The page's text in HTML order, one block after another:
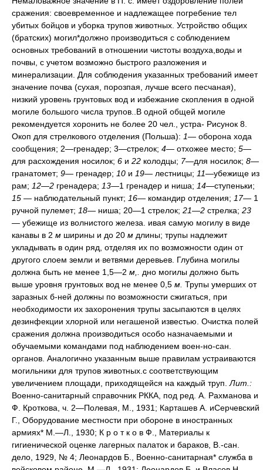
сражения: своевременное и надлежащее погребение тел
убитых бойцов и уборка трупов животных. Устройство общих
(братских) могил*должно производиться с соблюдением
основных требований в отношении чистоты воздуха,воды и
почвы, с учетом возможно быстрого разложения и
минерализации. Для соблюдения указанных требований имеет
значение почва (сухая, порозпая, лучше всего песчаная),
низкий уровень грунтовых вод и избежание скопления в одной
могиле большого числа трупов..В одной общей могиле
рекомендуется хоронить не более 20 чел., устра- Рисунок 8.
Окоп для стрелкового отделения (Польша): 1— оборона хода
сообщения; 2—гренадер; 3—стрелок; 4— отхожее место; 5—
для расхождения носилок; 6 и 22 колодцы; 7—для носилок; 8—
гранатомет; 9— гренадер; 10 и 19— лестницы; 11—убежище из
рам; 12—2 гренадера; 13—1 гренадер и ниша; 14—ступеньки;
15 — наблюдательный пункт; 16— командир отделения; 17— 1
ручной пулемет; 18— ниша; 20—1 стрелок; 21—2 стрелка; 23
— убежище из волнистого железа. ивая самую могилу в виде
канавы в 2 м ширины и до 20 м длины; трупы надлежит
укладывать в один ряд, отделяя их по возможности один от
другого слоем земли и ветвями деревьев. Глубина могилы
должна быть не менее 1,5—2 м,. дно могилы должно быть
выше уровня грунтовых вод не менее 0,5 м. Трупы умерших от
заразных б-ней должны по возможности сжигаться, при
необходимости их захоронения трупы засыпаются в целях
дезинфекции хлорной или негашеной известью. Очистка полей
сражения должна производиться особо назначаемыми и
обучаемыми командами под наблюдением воен-но-сан.
органов. Аналогично указанным выше правилам устраиваются
могильники для трупов животных.с соответствующим
увеличением площади, приходящейся на каждый труп. Лит.:
Военно-санитарный справочник РККА, под ред. А. Рахманова и
Ф. Кроткова, ч. 2—Полевая, М., 1931; Карташев А. иСерчевский
Г., Оборудование местности при обороне в иностранных
армиях* М.—Л., 1930; К р о т к о в Ф., Материалы к
гигиенической оценке лагерных палаток и бараков, В.-сан.
дело, 1929, № 4; Леонардов Б., Военно-санитарная* служба в